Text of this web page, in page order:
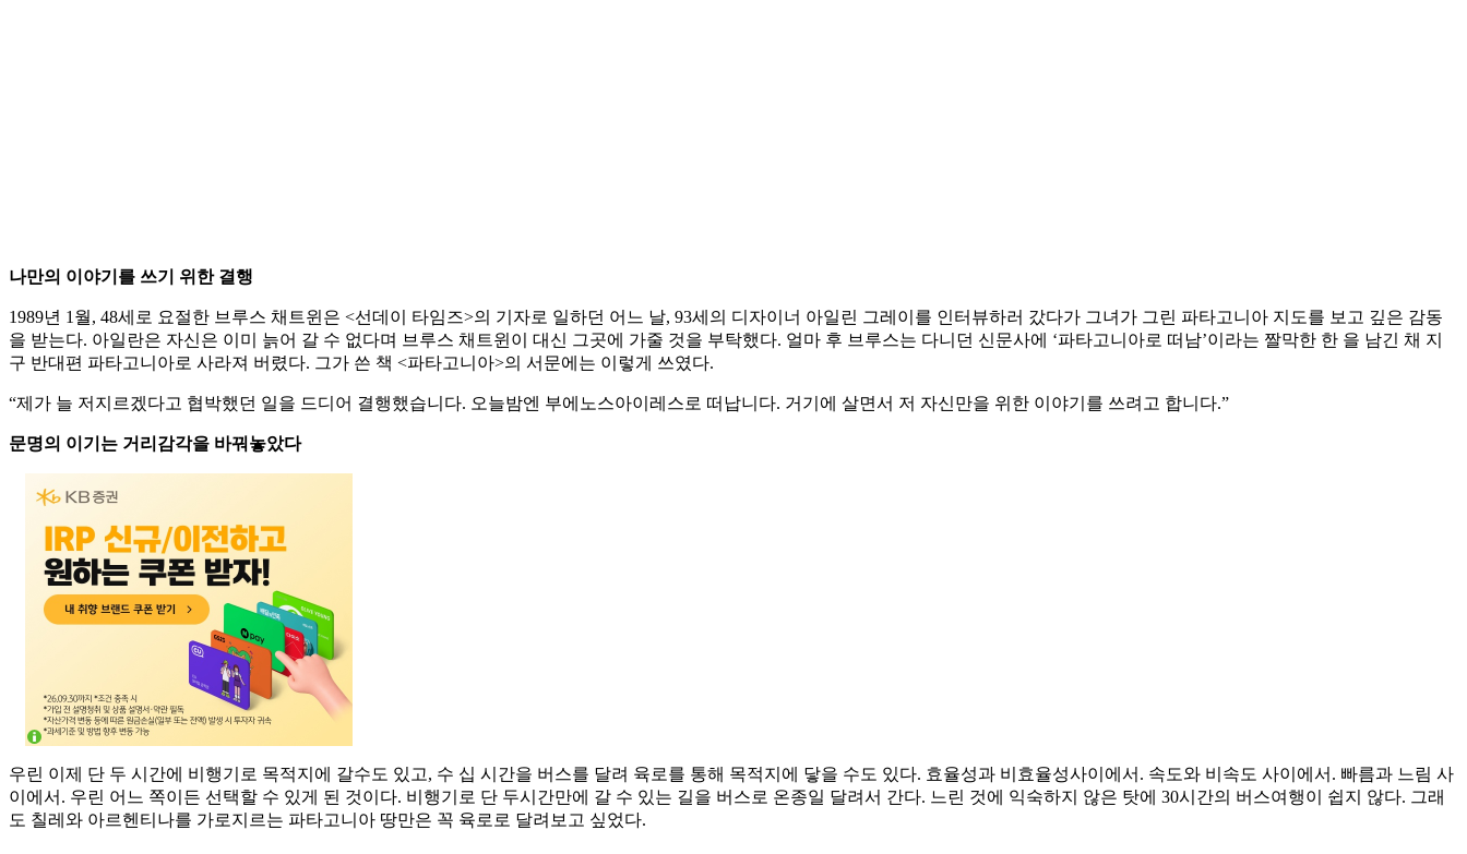
나만의 이야기를 쓰기 위한 결행
1989년 1월, 48세로 요절한 브루스 채트윈은 <선데이 타임즈>의 기자로 일하던 어느 날, 93세의 디자이너 아일린 그레이를 인터뷰하러 갔다가 그녀가 그린 파타고니아 지도를 보고 깊은 감동
을 받는다. 아일란은 자신은 이미 늙어 갈 수 없다며 브루스 채트윈이 대신 그곳에 가줄 것을 부탁했다. 얼마 후 브루스는 다니던 신문사에 ‘파타고니아로 떠남’이라는 짤막한 한 을 남긴 채 지
구 반대편 파타고니아로 사라져 버렸다. 그가 쓴 책 <파타고니아>의 서문에는 이렇게 쓰였다.
“제가 늘 저지르겠다고 협박했던 일을 드디어 결행했습니다. 오늘밤엔 부에노스아이레스로 떠납니다. 거기에 살면서 저 자신만을 위한 이야기를 쓰려고 합니다.”
문명의 이기는 거리감각을 바꿔놓았다
우린 이제 단 두 시간에 비행기로 목적지에 갈수도 있고, 수 십 시간을 버스를 달려 육로를 통해 목적지에 닿을 수도 있다. 효율성과 비효율성사이에서. 속도와 비속도 사이에서. 빠름과 느림 사
이에서. 우린 어느 쪽이든 선택할 수 있게 된 것이다. 비행기로 단 두시간만에 갈 수 있는 길을 버스로 온종일 달려서 간다. 느린 것에 익숙하지 않은 탓에 30시간의 버스여행이 쉽지 않다. 그래
도 칠레와 아르헨티나를 가로지르는 파타고니아 땅만은 꼭 육로로 달려보고 싶었다.